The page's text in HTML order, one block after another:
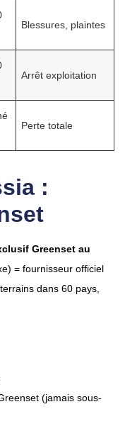
Blessures, plaintes
Arrêt exploitation
Perte totale
:
Greenset au
= fournisseur officiel
dans 60 pays,
(jamais sous-